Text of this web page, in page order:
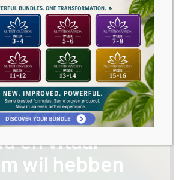
voor
die een
en vitaal
wil hebben